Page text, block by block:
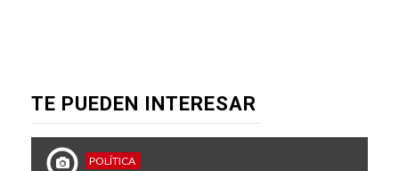
TE PUEDEN INTERESAR
POLÍTICA